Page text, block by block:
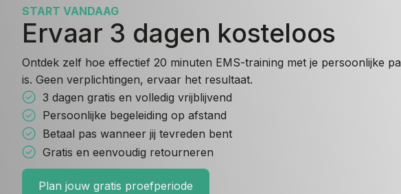
START VANDAAG
Ervaar 3 dagen kosteloos
Ontdek zelf hoe effectief 20 minuten EMS-training met je persoonlijke
is. Geen verplichtingen, ervaar het resultaat.
3 dagen gratis en volledig vrijblijvend
Persoonlijke begeleiding op afstand
Betaal pas wanneer jij tevreden bent
Gratis en eenvoudig retourneren
Plan jouw gratis proefperiode